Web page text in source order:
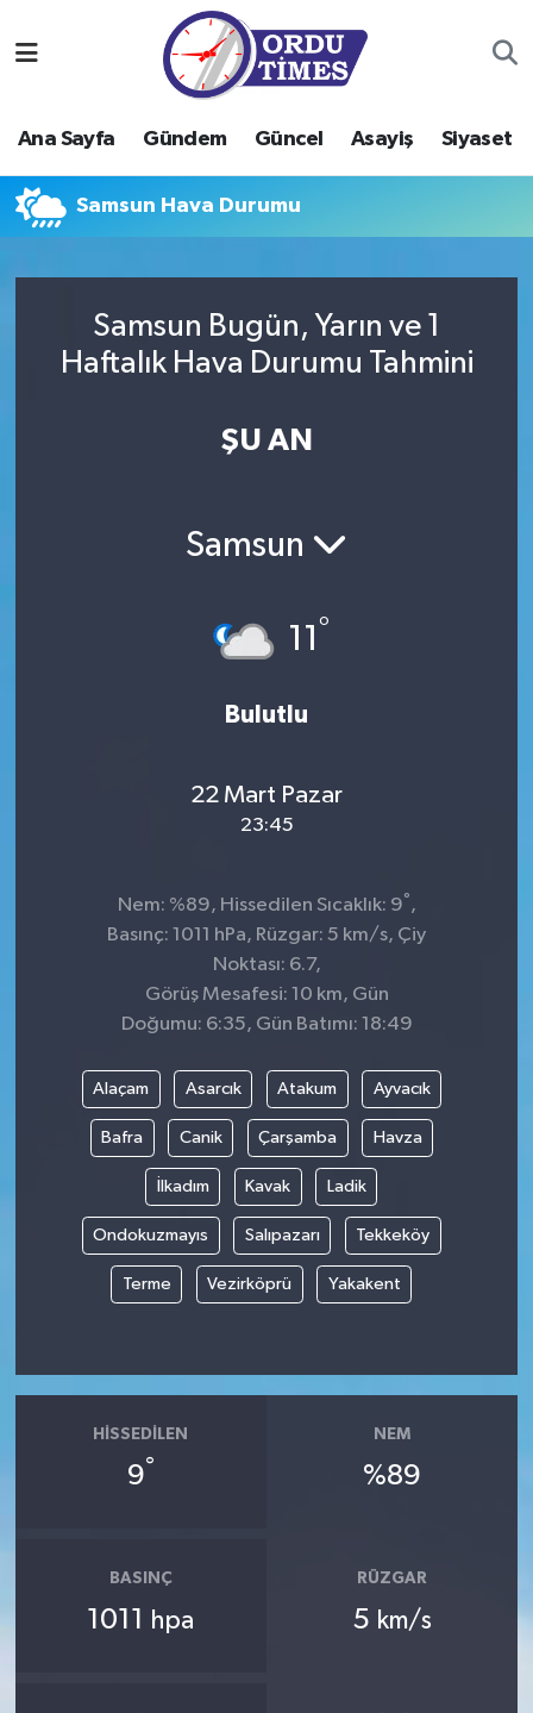
Ana Sayfa Gündem Güncel Asayiş Siyaset
Samsun Hava Durumu
Samsun Bugün, Yarın ve 1
Haftalık Hava Durumu Tahmini
ŞU AN
Samsun
11 °
Bulutlu
22 Mart Pazar
23:45
Nem: %89, Hissedilen Sıcaklık: 9° ,
Basınç: 1011 hPa, Rüzgar: 5 km/s, Çiy
Noktası: 6.7,
Görüş Mesafesi: 10 km, Gün
Doğumu: 6:35, Gün Batımı: 18:49
Alaçam Asarcık Atakum Ayvacık
Bafra Canik Çarşamba Havza
İlkadım Kavak Ladik
Ondokuzmayıs Salıpazarı Tekkeköy
Terme Vezirköprü Yakakent
HISSEDILEN
9°
NEM
%89
BASINÇ
1011 hpa
RÜZGAR
5 km/s
Gündem
Güncel
Siyaset
Ordu Nöbetçi Eczaneler
Ordu Hava Durumu
Ordu Namaz Vakitleri
Süper Lig Puan Durumu ve Fikstür
Son Dakika Haberleri